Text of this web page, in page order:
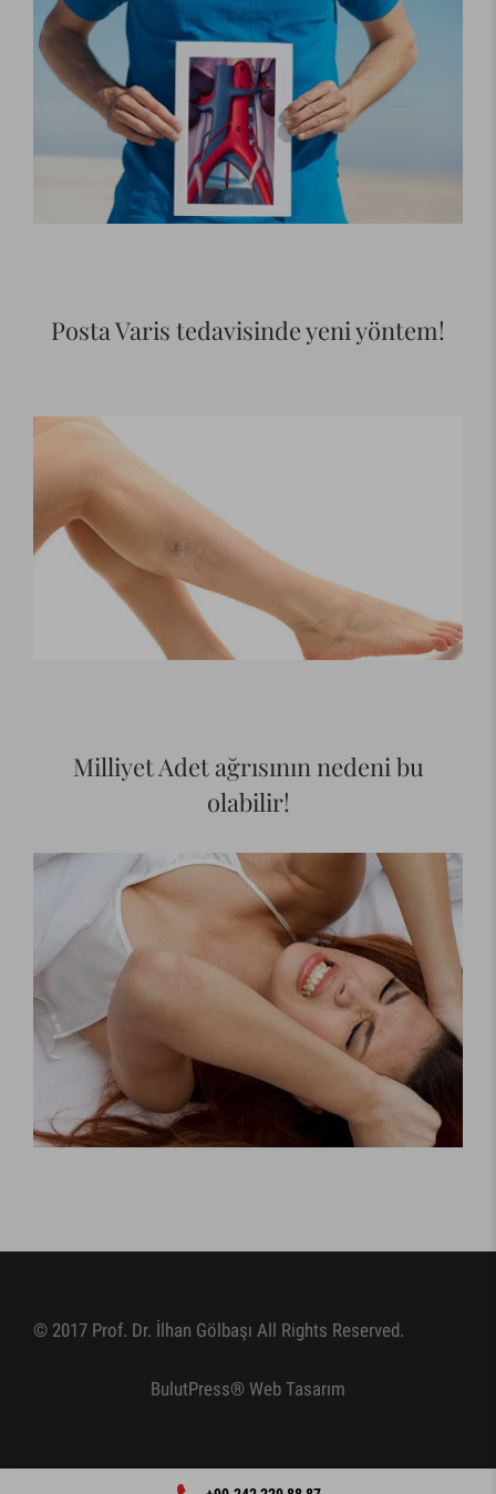
Posta Varis tedavisinde yeni yöntem!
Milliyet Adet ağrısının nedeni bu
olabilir!
© 2017 Prof. Dr. İlhan Gölbaşı All Rights Reserved.
BulutPress® Web Tasarım